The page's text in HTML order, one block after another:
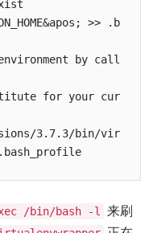
>> .b
by call
for your cur
3.7.3/bin/vir
/bin/bash -l
来刷